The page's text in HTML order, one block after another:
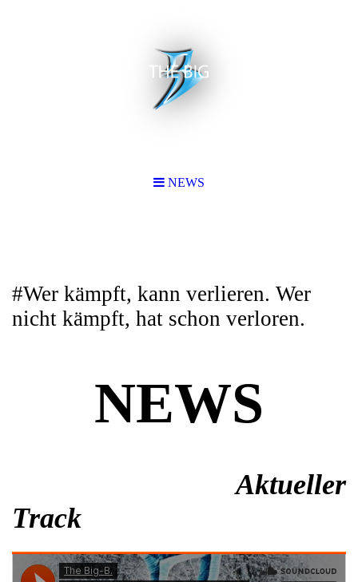
NEWS
#Wer kämpft, kann verlieren. Wer
nicht kämpft, hat schon verloren.
NEWS
Aktueller
Track